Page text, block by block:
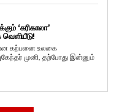
‘கரிகாலா’
கற்பனை உலகை
முனி, தற்போது இன்னும்